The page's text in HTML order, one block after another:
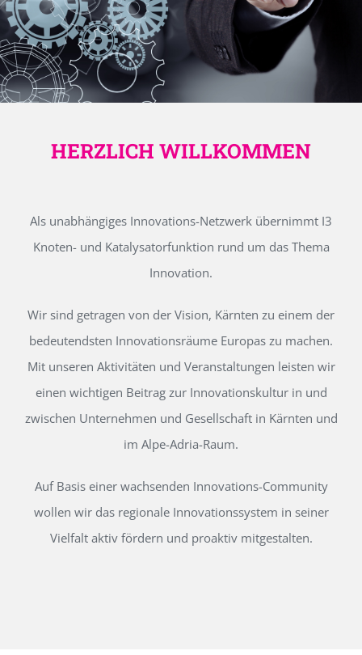
HERZLICH WILLKOMMEN
Als unabhängiges Innovations-Netzwerk übernimmt I3
Knoten- und Katalysatorfunktion rund um das Thema
Innovation.
Wir sind getragen von der Vision, Kärnten zu einem der
bedeutendsten Innovationsräume Europas zu machen.
Mit unseren Aktivitäten und Veranstaltungen leisten wir
einen wichtigen Beitrag zur Innovationskultur in und
zwischen Unternehmen und Gesellschaft in Kärnten und
im Alpe-Adria-Raum.
Auf Basis einer wachsenden Innovations-Community
wollen wir das regionale Innovationssystem in seiner
Vielfalt aktiv fördern und proaktiv mitgestalten.